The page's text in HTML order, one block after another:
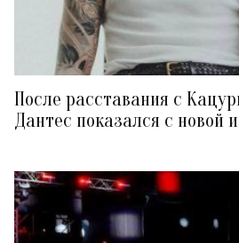
После расставания с
Дантес показался с новой